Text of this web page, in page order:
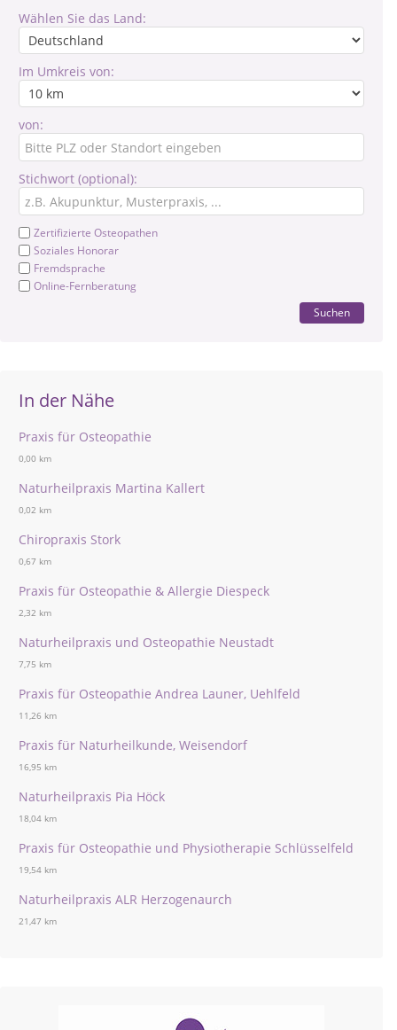
Wählen Sie das Land:
Im Umkreis von:
von:
Stichwort (optional):
Zertifizierte Osteopathen
Soziales Honorar
Fremdsprache
Online-Fernberatung
Suchen
In der Nähe
Praxis für Osteopathie
0,00 km
Naturheilpraxis Martina Kallert
0,02 km
Chiropraxis Stork
0,67 km
Praxis für Osteopathie & Allergie Diespeck
2,32 km
Naturheilpraxis und Osteopathie Neustadt
7,75 km
Praxis für Osteopathie Andrea Launer, Uehlfeld
11,26 km
Praxis für Naturheilkunde, Weisendorf
16,95 km
Naturheilpraxis Pia Höck
18,04 km
Praxis für Osteopathie und Physiotherapie Schlüsselfeld
19,54 km
Naturheilpraxis ALR Herzogenaurch
21,47 km